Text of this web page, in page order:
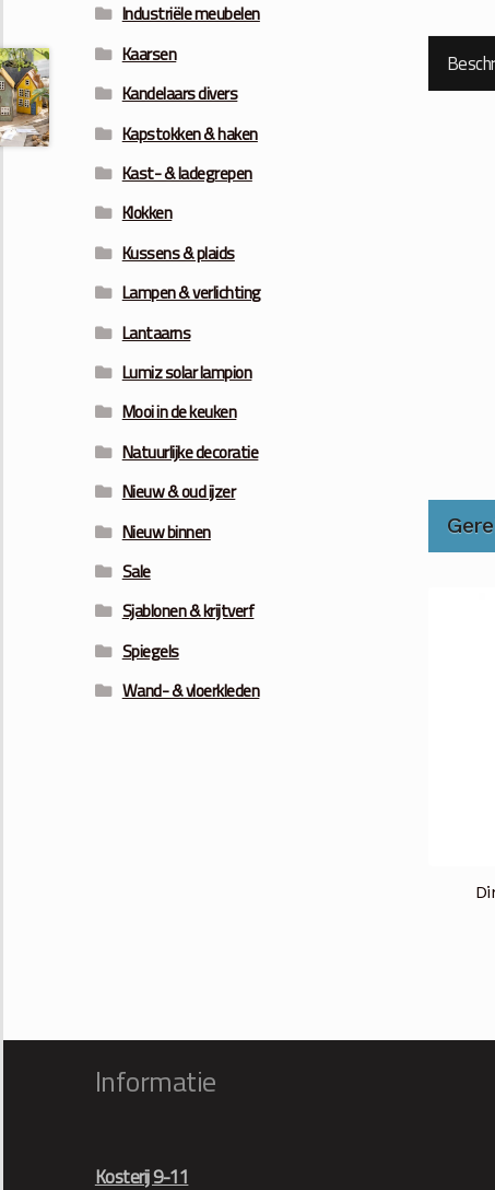
Industriële meubelen
Kaarsen
Kandelaars divers
Kapstokken & haken
Kast- & ladegrepen
Klokken
Kussens & plaids
Lampen & verlichting
Lantaarns
Lumiz solar lampion
Mooi in de keuken
Natuurlijke decoratie
Nieuw & oud ijzer
Nieuw binnen
Sale
Sjablonen & krijtverf
Spiegels
Wand- & vloerkleden
Informatie
Kosterij 9-11